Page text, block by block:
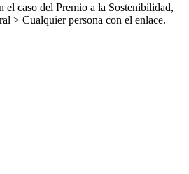
el caso del Premio a la Sostenibilidad,
> Cualquier persona con el enlace.